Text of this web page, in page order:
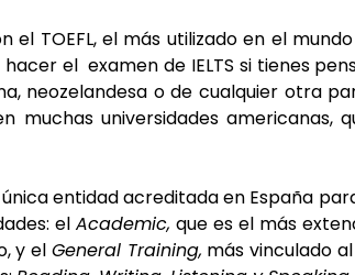
el TOEFL, el más utilizado en el
el examen de IELTS si tienes
neozelandesa o de cualquier otra
muchas universidades americanas,
entidad acreditada en España
el Academic, que es el más
y el General Training, más vinculado